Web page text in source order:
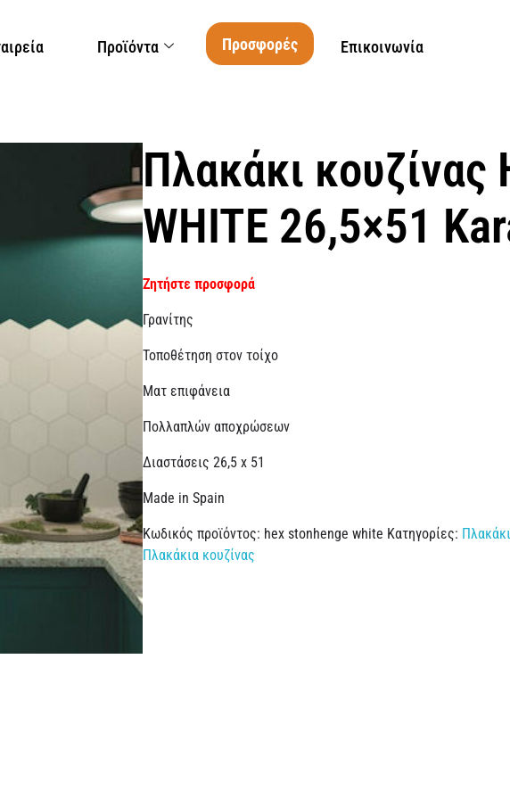
Προϊόντα Προσφορές Επικοινωνία
Πλακάκι κουζίνας
WHITE 26,5×51
Ζητήστε προσφορά
Γρανίτης
Τοποθέτηση στον τοίχο
Ματ επιφάνεια
Πολλαπλών αποχρώσεων
Διαστάσεις 26,5 x 51
Made in Spain
Κωδικός προϊόντος: hex stonhenge white Κατηγορίες:
Πλακάκια κουζίνας